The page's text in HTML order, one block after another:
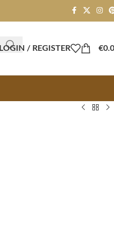
LOGIN / REGISTER €